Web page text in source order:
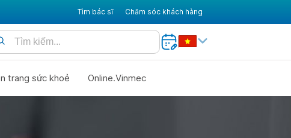
Tìm bác sĩ Chăm sóc khách hàng
trang sức khoẻ Online.Vinmec